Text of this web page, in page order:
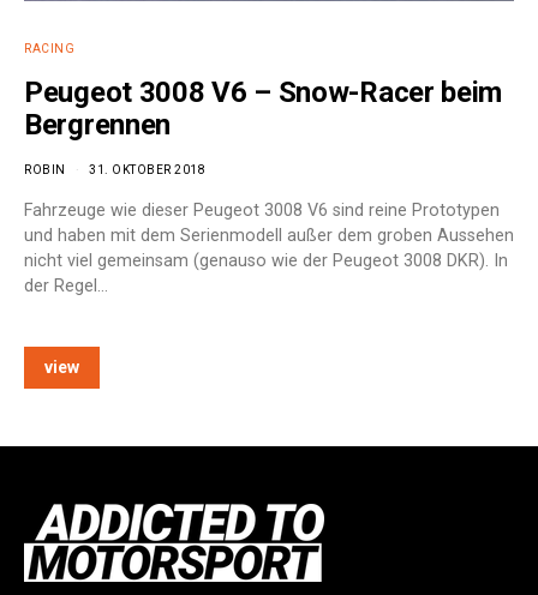
RACING
Peugeot 3008 V6 – Snow-Racer beim
Bergrennen
ROBIN 31. OKTOBER 2018
Fahrzeuge wie dieser Peugeot 3008 V6 sind reine Prototypen
und haben mit dem Serienmodell außer dem groben Aussehen
nicht viel gemeinsam (genauso wie der Peugeot 3008 DKR). In
der Regel…
view